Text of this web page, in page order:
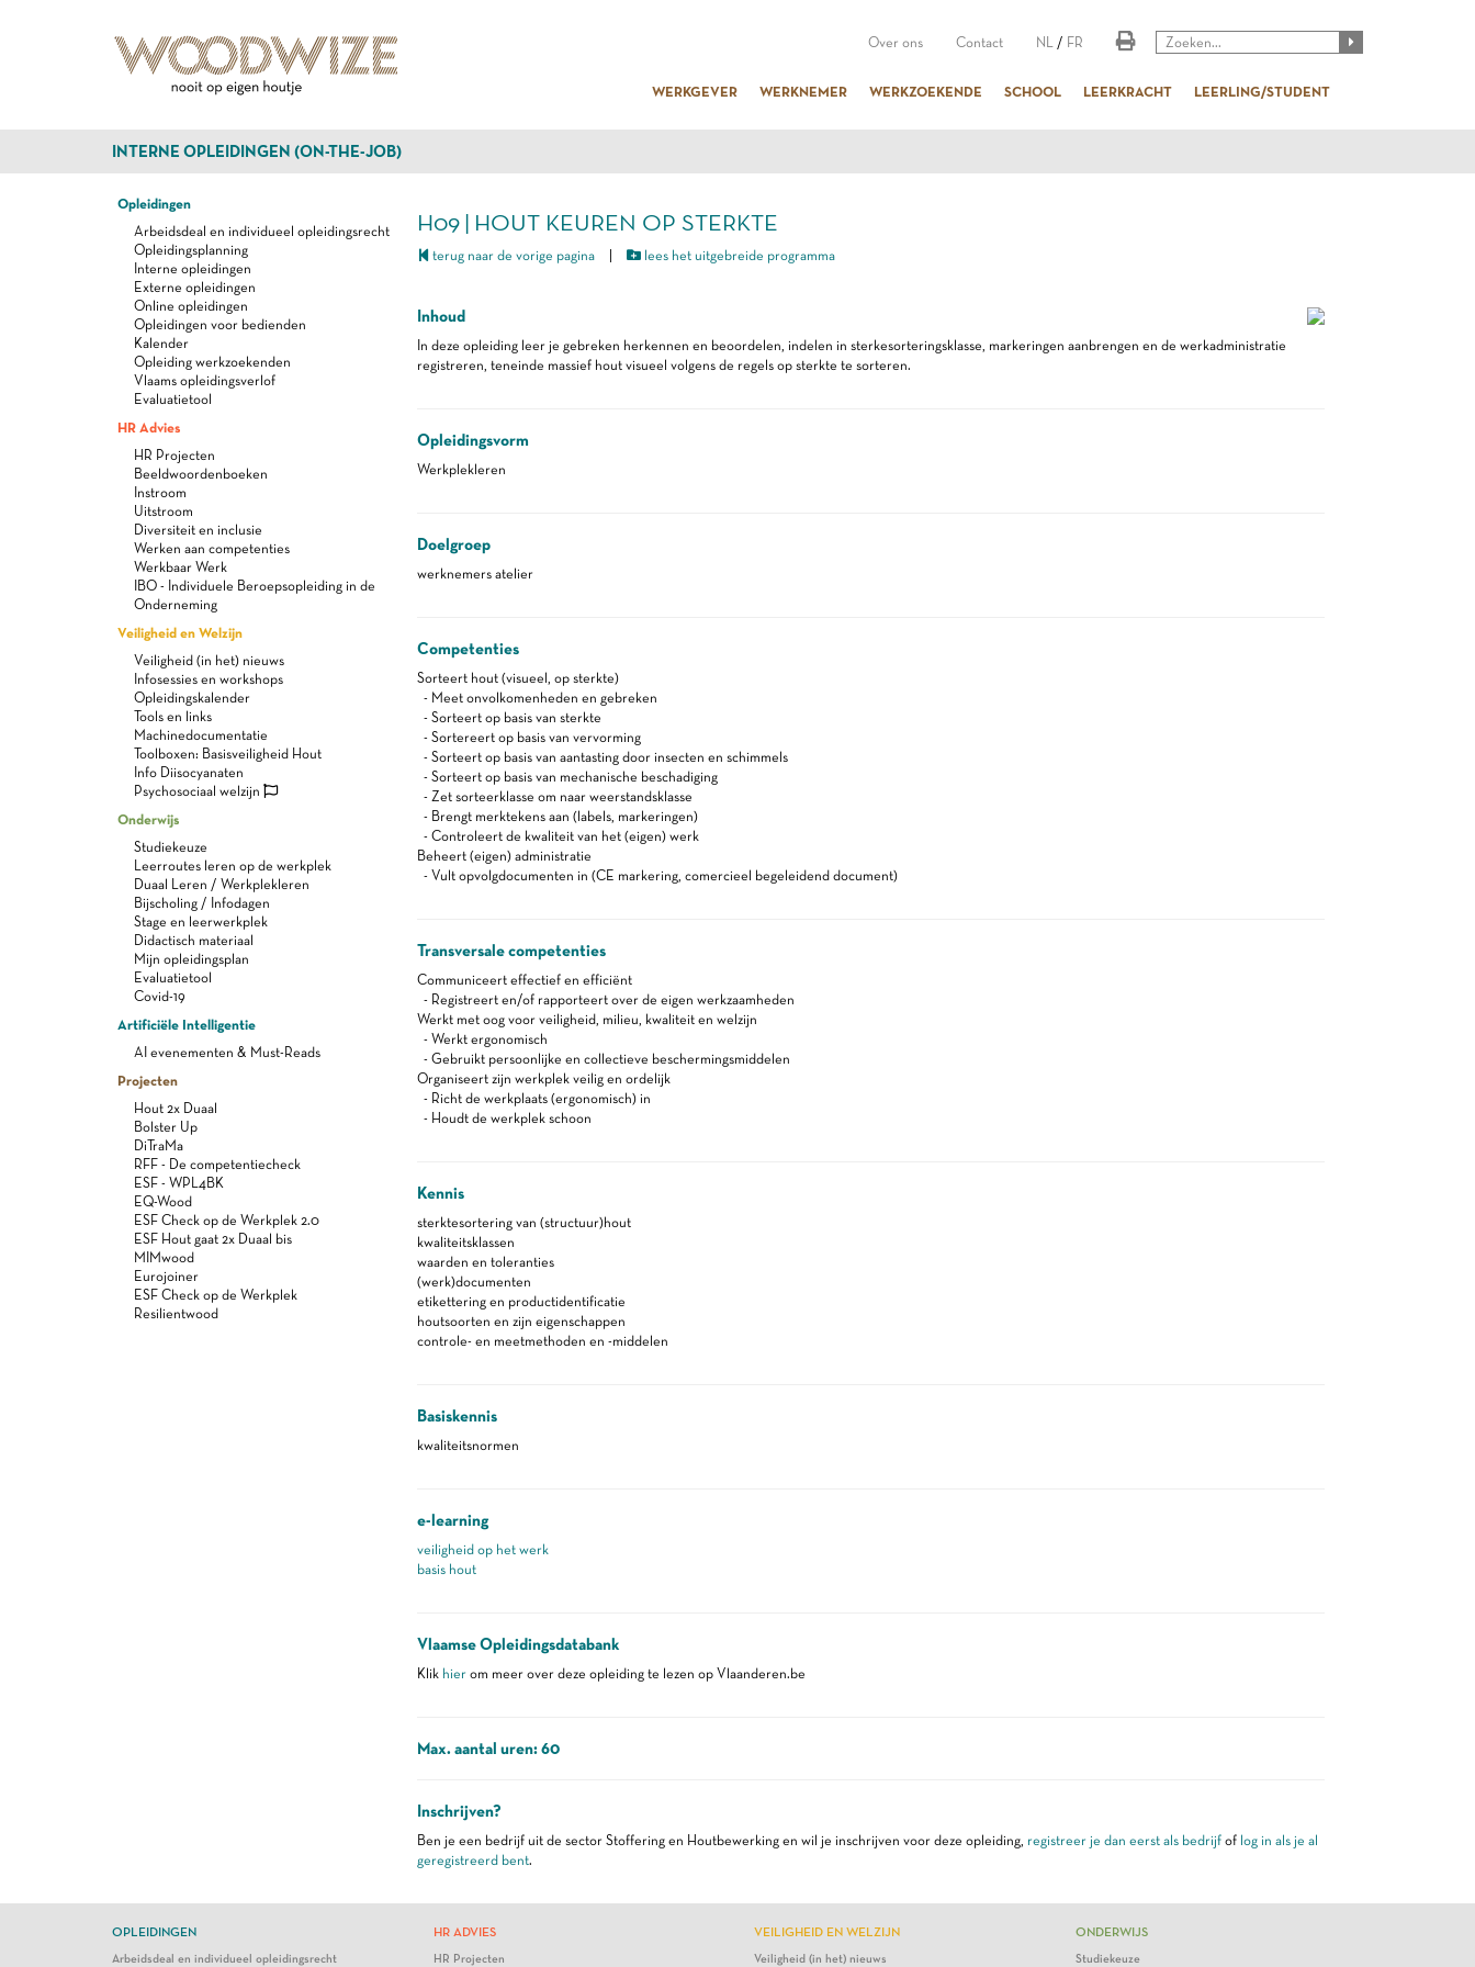
Over ons Contact NL / FR
WERKGEVER WERKNEMER WERKZOEKENDE SCHOOL LEERKRACHT LEERLING/STUDENT
INTERNE OPLEIDINGEN (ON-THE-JOB)
Opleidingen
Arbeidsdeal en individueel opleidingsrecht
Opleidingsplanning
Interne opleidingen
Externe opleidingen
Online opleidingen
Opleidingen voor bedienden
Kalender
Opleiding werkzoekenden
Vlaams opleidingsverlof
Evaluatietool
HR Advies
HR Projecten
Beeldwoordenboeken
Instroom
Uitstroom
Diversiteit en inclusie
Werken aan competenties
Werkbaar Werk
IBO - Individuele Beroepsopleiding in de
Onderneming
Veiligheid en Welzijn
Veiligheid (in het) nieuws
Infosessies en workshops
Opleidingskalender
Tools en links
Machinedocumentatie
Toolboxen: Basisveiligheid Hout
Info Diisocyanaten
Psychosociaal welzijn
Onderwijs
Studiekeuze
Leerroutes leren op de werkplek
Duaal Leren / Werkplekleren
Bijscholing / Infodagen
Stage en leerwerkplek
Didactisch materiaal
Mijn opleidingsplan
Evaluatietool
Covid-19
Artificiële Intelligentie
AI evenementen & Must-Reads
Projecten
Hout 2x Duaal
Bolster Up
DiTraMa
RFF - De competentiecheck
ESF - WPL4BK
EQ-Wood
ESF Check op de Werkplek 2.0
ESF Hout gaat 2x Duaal bis
MIMwood
Eurojoiner
ESF Check op de Werkplek
Resilientwood
H09 | HOUT KEUREN OP STERKTE
terug naar de vorige pagina| lees het uitgebreide programma
Inhoud
In deze opleiding leer je gebreken herkennen en beoordelen, indelen in sterkesorteringsklasse, markeringen aanbrengen en de werkadministratie
registreren, teneinde massief hout visueel volgens de regels op sterkte te sorteren.
Opleidingsvorm
Werkplekleren
Doelgroep
werknemers atelier
Competenties
Sorteert hout (visueel, op sterkte)
- Meet onvolkomenheden en gebreken
- Sorteert op basis van sterkte
- Sortereert op basis van vervorming
- Sorteert op basis van aantasting door insecten en schimmels
- Sorteert op basis van mechanische beschadiging
- Zet sorteerklasse om naar weerstandsklasse
- Brengt merktekens aan (labels, markeringen)
- Controleert de kwaliteit van het (eigen) werk
Beheert (eigen) administratie
- Vult opvolgdocumenten in (CE markering, comercieel begeleidend document)
Transversale competenties
Communiceert effectief en efficiënt
- Registreert en/of rapporteert over de eigen werkzaamheden
Werkt met oog voor veiligheid, milieu, kwaliteit en welzijn
- Werkt ergonomisch
- Gebruikt persoonlijke en collectieve beschermingsmiddelen
Organiseert zijn werkplek veilig en ordelijk
- Richt de werkplaats (ergonomisch) in
- Houdt de werkplek schoon
Kennis
sterktesortering van (structuur)hout
kwaliteitsklassen
waarden en toleranties
(werk)documenten
etikettering en productidentificatie
houtsoorten en zijn eigenschappen
controle- en meetmethoden en -middelen
Basiskennis
kwaliteitsnormen
e-learning
veiligheid op het werk
basis hout
Vlaamse Opleidingsdatabank
Klik hierom meer over deze opleiding te lezen op Vlaanderen.be
Max. aantal uren: 60
Inschrijven?
Ben je een bedrijf uit de sector Stoffering en Houtbewerking en wil je inschrijven voor deze opleiding, registreer je dan eerst als bedrijfof log in als je al
geregistreerd bent.
OPLEIDINGEN
Arbeidsdeal en individueel opleidingsrecht
HR ADVIES
HR Projecten
VEILIGHEID EN WELZIJN
Veiligheid (in het) nieuws
ONDERWIJS
Studiekeuze